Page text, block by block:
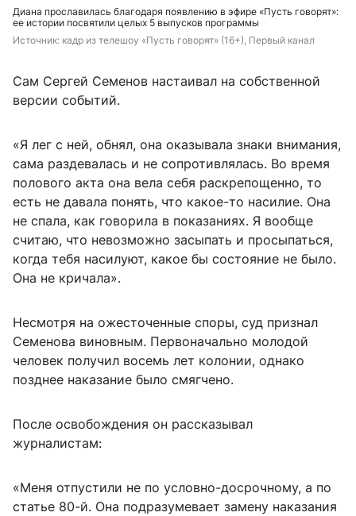
Диана прославилась благодаря появлению в эфире «Пусть говорят»:
ее истории посвятили целых 5 выпусков программы
Источник: кадр из телешоу «Пусть говорят» (16+), Первый канал
Сам Сергей Семенов настаивал на собственной
версии событий.
«Я лег с ней, обнял, она оказывала знаки внимания,
сама раздевалась и не сопротивлялась. Во время
полового акта она вела себя раскрепощенно, то
есть не давала понять, что какое-то насилие. Она
не спала, как говорила в показаниях. Я вообще
считаю, что невозможно засыпать и просыпаться,
когда тебя насилуют, какое бы состояние не было.
Она не кричала».
Несмотря на ожесточенные споры, суд признал
Семенова виновным. Первоначально молодой
человек получил восемь лет колонии, однако
позднее наказание было смягчено.
После освобождения он рассказывал
журналистам:
«Меня отпустили не по условно-досрочному, а по
статье 80-й. Она подразумевает замену наказания